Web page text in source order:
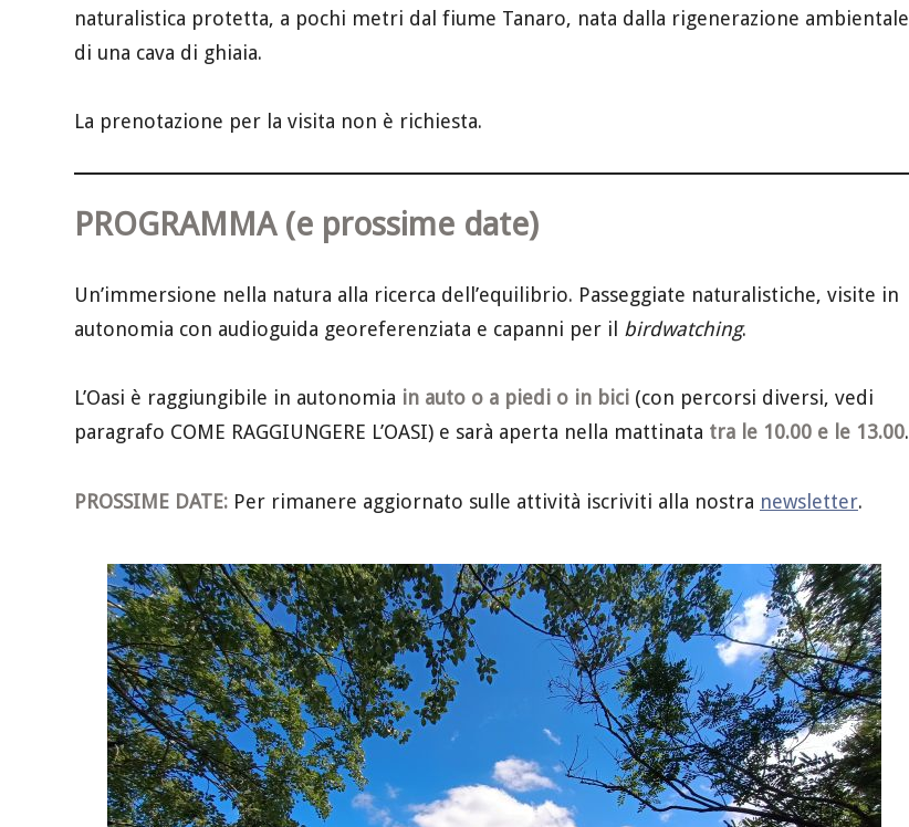
naturalistica protetta, a pochi metri dal fiume Tanaro, nata dalla rigenerazione ambientale
di una cava di ghiaia.
La prenotazione per la visita non è richiesta.
PROGRAMMA (e prossime date)
Un’immersione nella natura alla ricerca dell’equilibrio. Passeggiate naturalistiche, visite in
autonomia con audioguida georeferenziata e capanni per il birdwatching.
L’Oasi è raggiungibile in autonomia in auto o a piedi o in bici (con percorsi diversi, vedi
paragrafo COME RAGGIUNGERE L’OASI) e sarà aperta nella mattinata tra le 10.00 e le 13.00.
PROSSIME DATE: Per rimanere aggiornato sulle attività iscriviti alla nostra newsletter.